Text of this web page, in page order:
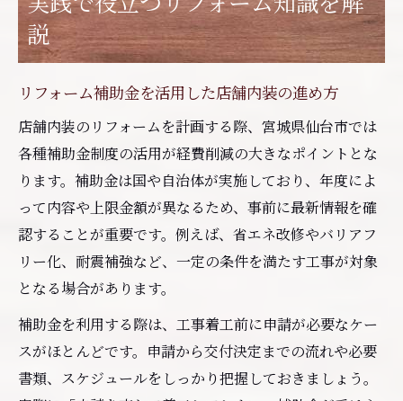
説
リフォーム補助金を活用した店舗内装の進め方
店舗内装のリフォームを計画する際、宮城県仙台市では
各種補助金制度の活用が経費削減の大きなポイントとな
ります。補助金は国や自治体が実施しており、年度によ
って内容や上限金額が異なるため、事前に最新情報を確
認することが重要です。例えば、省エネ改修やバリアフ
リー化、耐震補強など、一定の条件を満たす工事が対象
となる場合があります。
補助金を利用する際は、工事着工前に申請が必要なケー
スがほとんどです。申請から交付決定までの流れや必要
書類、スケジュールをしっかり把握しておきましょう。